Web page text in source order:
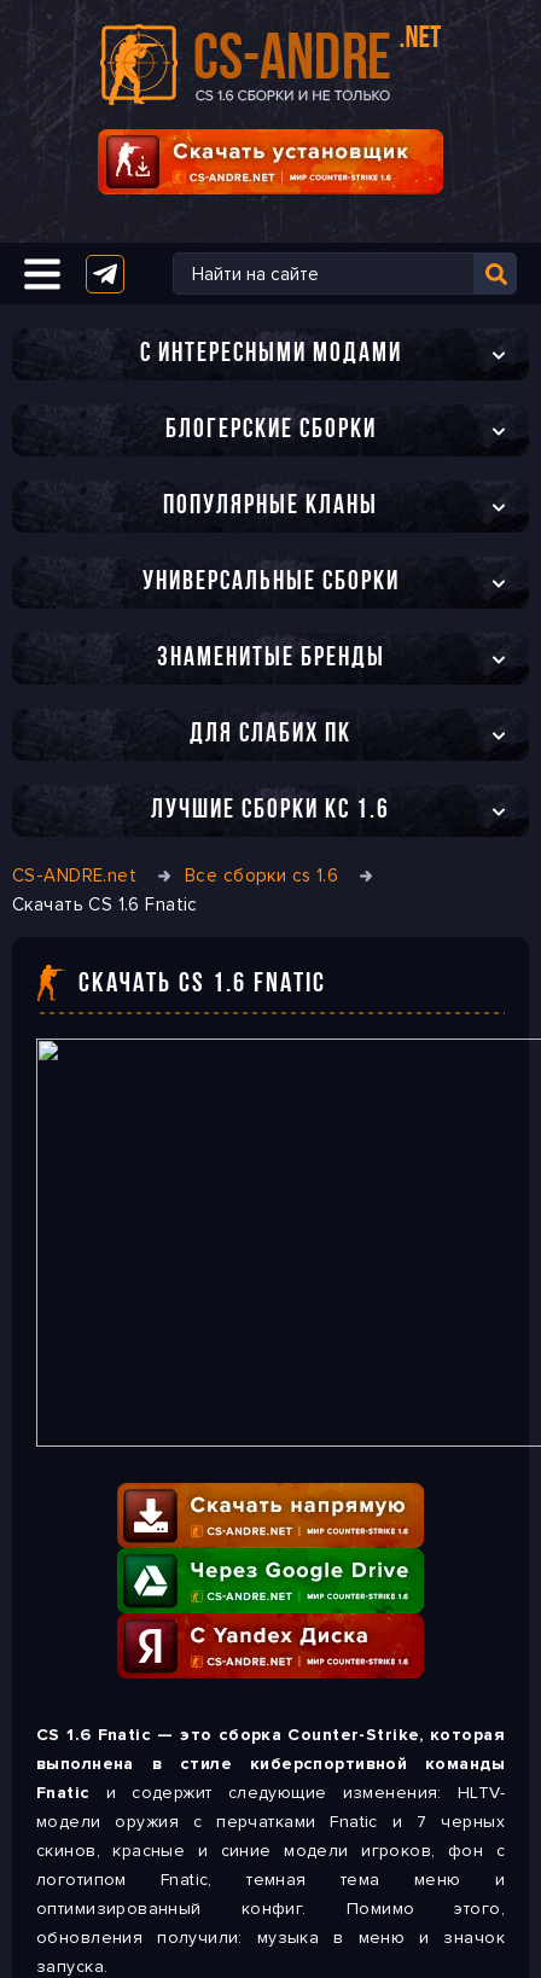
C ИНТЕРЕСНЫМИ МОДАМИ
БЛОГЕРСКИЕ СБОРКИ
ПОПУЛЯРНЫЕ КЛАНЫ
УНИВЕРСАЛЬНЫЕ СБОРКИ
ЗНАМЕНИТЫЕ БРЕНДЫ
ДЛЯ СЛАБИХ ПК
ЛУЧШИЕ СБОРКИ КС 1.6
CS-ANDRE.net
Все сборки cs 1.6
Скачать CS 1.6 Fnatic
СКАЧАТЬ CS 1.6 FNATIC
CS 1.6 Fnatic — это сборка Counter-Strike, которая
выполнена в стиле киберспортивной команды
Fnatic и содержит следующие изменения: HLTV-
модели оружия с перчатками Fnatic и 7 черных
скинов, красные и синие модели игроков, фон с
логотипом Fnatic, темная тема меню и
оптимизированный конфиг. Помимо этого,
обновления получили: музыка в меню и значок
запуска.